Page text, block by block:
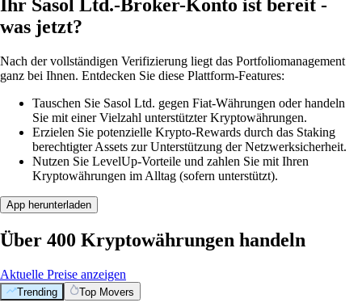
Ihr Sasol Ltd.-Broker-Konto ist bereit -
was jetzt?
Nach der vollständigen Verifizierung liegt das Portfoliomanagement
ganz bei Ihnen. Entdecken Sie diese Plattform-Features:
Tauschen Sie Sasol Ltd. gegen Fiat-Währungen oder handeln
Sie mit einer Vielzahl unterstützter Kryptowährungen.
Erzielen Sie potenzielle Krypto-Rewards durch das Staking
berechtigter Assets zur Unterstützung der Netzwerksicherheit.
Nutzen Sie LevelUp-Vorteile und zahlen Sie mit Ihren
Kryptowährungen im Alltag (sofern unterstützt).
App herunterladen
Über 400 Kryptowährungen handeln
Aktuelle Preise anzeigen
Trending Top Movers